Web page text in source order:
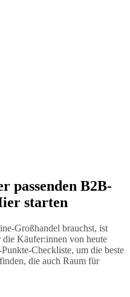
passenden B2B-
starten
Großhandel brauchst, ist
Käufer:innen von heute
Checkliste, um die beste
die auch Raum für